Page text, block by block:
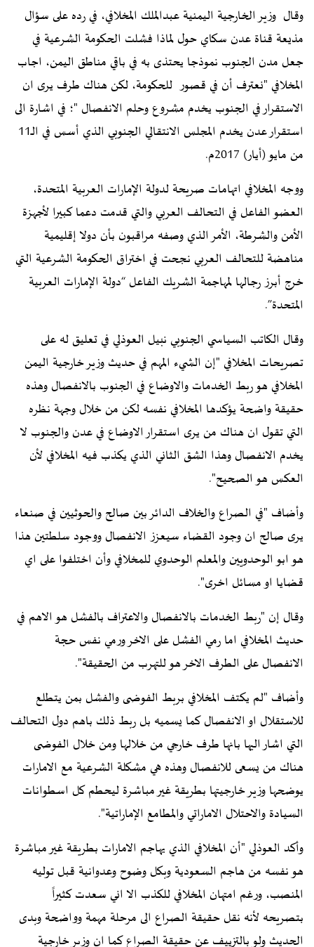
وقال وزير الخارجية اليمنية عبدالملك المخلافي، في رده على سؤال
مذيعة قناة عدن سكاي حول لماذا فشلت الحكومة الشرعية في
جعل مدن الجنوب نموذجا يحتذى به في باقي مناطق اليمن، اجاب
المخلافي "نعترف أن في قصور للحكومة، لكن هناك طرف يرى ان
الاستقرار في الجنوب يخدم مشروع وحلم الانفصال "؛ في اشارة الى
استقرار عدن يخدم المجلس الانتقالي الجنوبي الذي أسس في الـ11
من مايو (أيار) 2017م.
ووجه المخلافي اتهامات صريحة لدولة الإمارات العربية المتحدة،
العضو الفاعل في التحالف العربي والتي قدمت دعما كبيرا لأجهزة
الأمن والشرطة، الأمر الذي وصفه مراقبون بأن دولا إقليمية
مناهضة للتحالف العربي نجحت في اختراق الحكومة الشرعية التي
خرج أبرز رجالها لمهاجمة الشريك الفاعل “دولة الإمارات العربية
المتحدة”.
وقال الكاتب السياسي الجنوبي نبيل العوذلي في تعليق له على
تصريحات المخلافي "إن الشيء المهم في حديث وزير خارجية اليمن
المخلافي هو ربط الخدمات والاوضاع في الجنوب بالانفصال وهذه
حقيقة واضحة يؤكدها المخلافي نفسه لكن من خلال وجهة نظره
التي تقول ان هناك من يرى استقرار الاوضاع في عدن والجنوب لا
يخدم الانفصال وهذا الشق الثاني الذي يكذب فيه المخلافي لأن
العكس هو الصحيح".
وأضاف "في الصراع والخلاف الدائر بين صالح والحوثيين في صنعاء
يرى صالح ان وجود القضاء سيعزز الانفصال ووجود سلطتين هذا
هو ابو الوحدويين والمعلم الوحدوي للمخلافي وأن اختلفوا على اي
قضايا او مسائل اخرى".
وقال إن "ربط الخدمات بالانفصال والاعتراف بالفشل هو الاهم في
حديث المخلافي اما رمي الفشل على الاخر ورمي نفس حجة
الانفصال على الطرف الاخر هو للتهرب من الحقيقة".
وأضاف "لم يكتف المخلافي بربط الفوضى والفشل بمن يتطلع
للاستقلال او الانفصال كما يسميه بل ربط ذلك باهم دول التحالف
التي اشار اليها بانها طرف خارجي من خلالها ومن خلال الفوضى
هناك من يسعى للانفصال وهذه هي مشكلة الشرعية مع الامارات
يوضحها وزير خارجيتها بطريقة غير مباشرة ليحطم كل اسطوانات
السيادة والاحتلال الاماراتي والمطامع الإماراتية".
وأكد العوذلي "أن المخلافي الذي يهاجم الامارات بطريقة غير مباشرة
هو نفسه من هاجم السعودية وبكل وضوح وعدوانية قبل توليه
المنصب، ورغم امتهان المخلافي للكذب الا اني سعدت كثيراً
بتصريحه لأنه نقل حقيقة الصراع الى مرحلة مهمة وواضحة وبدى
الحديث ولو بالتزييف عن حقيقة الصراع كما ان وزير خارجية